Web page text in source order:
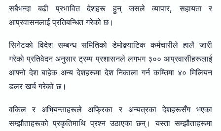
सबैभन्दा बढी प्रभावित देशहरू हुन् जसले व्यापार, सहायता र
आप्रवासनलाई प्रतिबन्धित गरेको छ।
सिनेटको विदेश सम्बन्ध समितिको डेमोक्र्याटिक कर्मचारीले हालै जारी
गरेको प्रतिवेदन अनुसार ट्रम्प प्रशासनले लगभग ३०० आप्रवासीहरूलाई
आफ्नो देश बाहेक अन्य देशहरूमा देश निकाला गर्न कम्तिमा ४० मिलियन
डलर खर्च गरेको छ।
वकिल र अभियन्ताहरूले अफ्रिका र अन्यत्रका देशहरूसँग भएका
सम्झौताहरूको प्रकृतिमाथि प्रश्न उठाएका छन्। यस्ता सम्झौताहरूमा